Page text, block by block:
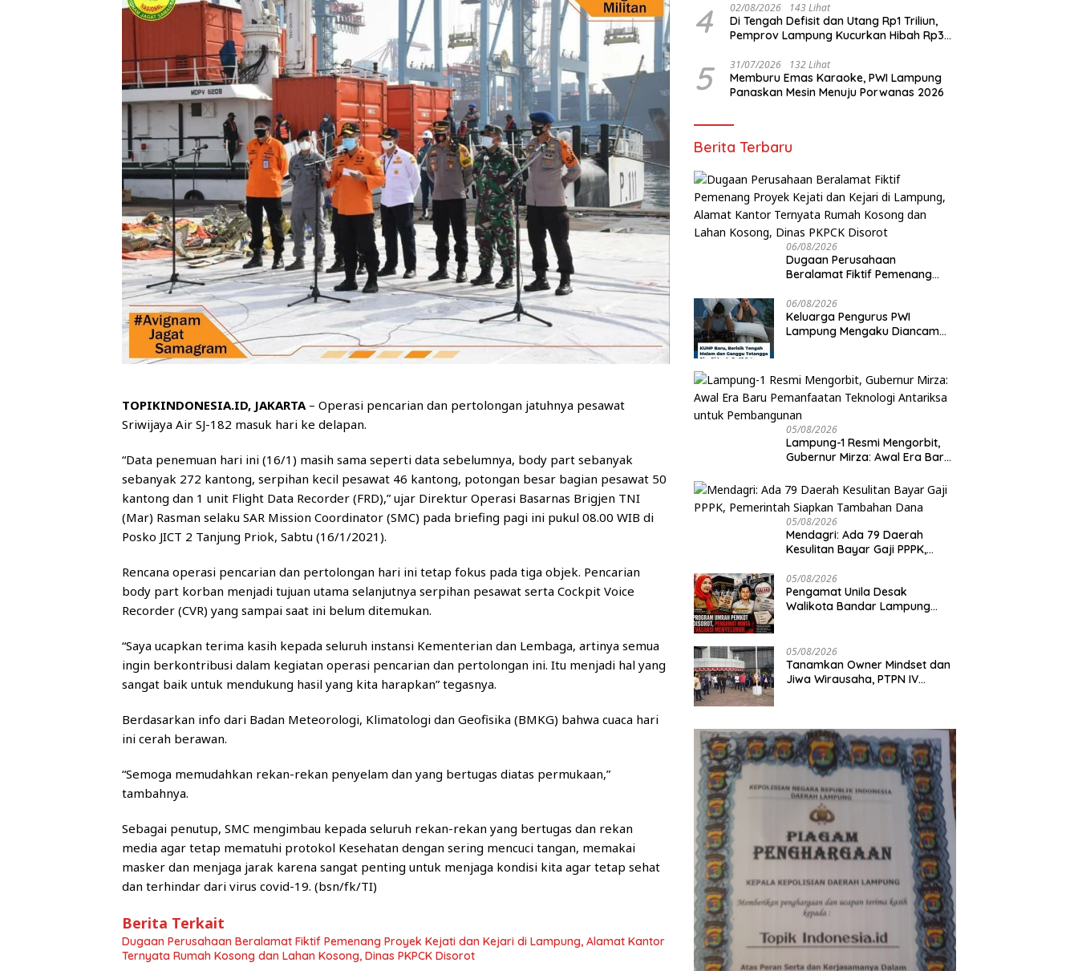
TOPIKINDONESIA.ID, JAKARTA – Operasi pencarian dan pertolongan jatuhnya pesawat
Sriwijaya Air SJ-182 masuk hari ke delapan.
“Data penemuan hari ini (16/1) masih sama seperti data sebelumnya, body part sebanyak
sebanyak 272 kantong, serpihan kecil pesawat 46 kantong, potongan besar bagian pesawat 50
kantong dan 1 unit Flight Data Recorder (FRD),” ujar Direktur Operasi Basarnas Brigjen TNI
(Mar) Rasman selaku SAR Mission Coordinator (SMC) pada briefing pagi ini pukul 08.00 WIB di
Posko JICT 2 Tanjung Priok, Sabtu (16/1/2021).
Rencana operasi pencarian dan pertolongan hari ini tetap fokus pada tiga objek. Pencarian
body part korban menjadi tujuan utama selanjutnya serpihan pesawat serta Cockpit Voice
Recorder (CVR) yang sampai saat ini belum ditemukan.
“Saya ucapkan terima kasih kepada seluruh instansi Kementerian dan Lembaga, artinya semua
ingin berkontribusi dalam kegiatan operasi pencarian dan pertolongan ini. Itu menjadi hal yang
sangat baik untuk mendukung hasil yang kita harapkan” tegasnya.
Berdasarkan info dari Badan Meteorologi, Klimatologi dan Geofisika (BMKG) bahwa cuaca hari
ini cerah berawan.
“Semoga memudahkan rekan-rekan penyelam dan yang bertugas diatas permukaan,”
tambahnya.
Sebagai penutup, SMC mengimbau kepada seluruh rekan-rekan yang bertugas dan rekan
media agar tetap mematuhi protokol Kesehatan dengan sering mencuci tangan, memakai
masker dan menjaga jarak karena sangat penting untuk menjaga kondisi kita agar tetap sehat
dan terhindar dari virus covid-19. (bsn/fk/TI)
Berita Terkait
Dugaan Perusahaan Beralamat Fiktif Pemenang Proyek Kejati dan Kejari di Lampung, Alamat Kantor
Ternyata Rumah Kosong dan Lahan Kosong, Dinas PKPCK Disorot
4 02/08/2026 143 Lihat
Di Tengah Defisit dan Utang Rp1 Triliun,
Pemprov Lampung Kucurkan Hibah Rp35
5 31/07/2026 132 Lihat
Memburu Emas Karaoke, PWI Lampung
Panaskan Mesin Menuju Porwanas 2026
Berita Terbaru
06/08/2026
Dugaan Perusahaan
Beralamat Fiktif Pemenang
Lampung, Alamat Kantor
Ternyata Rumah Kosong dan
Lahan Kosong, Dinas PKPCK
06/08/2026
Keluarga Pengurus PWI
Lampung Mengaku Diancam
05/08/2026
Lampung-1 Resmi Mengorbit,
Gubernur Mirza: Awal Era Baru
Antariksa untuk Pembangunan
05/08/2026
Mendagri: Ada 79 Daerah
Kesulitan Bayar Gaji PPPK,
Dana
05/08/2026
Pengamat Unila Desak
Walikota Bandar Lampung
Jadi Sorotan
05/08/2026
Tanamkan Owner Mindset dan
Jiwa Wirausaha, PTPN IV
Bersama untuk Akselerasi
Kinerja